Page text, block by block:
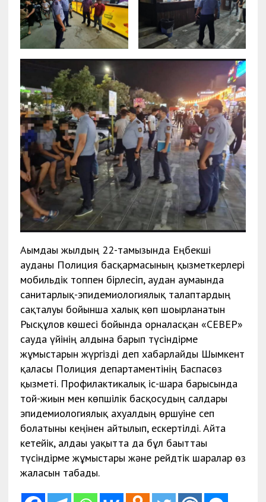
Ағымдағы жылдың 22-тамызында Еңбекші
ауданы Полиция басқармасының қызметкерлері
мобильдік топпен бірлесіп, аудан аумағында
санитарлық-эпидемиологиялық талаптардың
сақталуы бойынша халық көп шоғырланатын
Рысқұлов көшесі бойында орналасқан «СЕВЕР»
сауда үйінің алдына барып түсіндірме
жұмыстарын жүргізді деп хабарлайды Шымкент
қаласы Полиция департаментінің Баспасөз
қызметі. Профилактикалық іс-шара барысында
той-жиын мен көпшілік басқосудың салдары
эпидемиологиялық ахуалдың өршуіне сеп
болатыны кеңінен айтылып, ескертілді. Айта
кетейік, алдағы уақытта да бұл бағыттағы
түсіндірме жұмыстары және рейдтік шаралар өз
жалғасын табады.